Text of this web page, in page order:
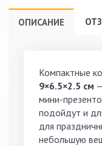
ОПИСАНИЕ
Компактные
9×6.5×2.5 см
мини-
подойдут и
для
небольшую